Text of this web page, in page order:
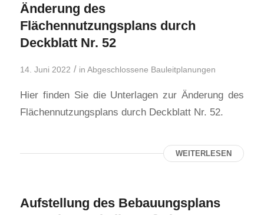
Änderung des
Flächennutzungsplans durch
Deckblatt Nr. 52
14. Juni 2022 / in Abgeschlossene Bauleitplanungen
Hier finden Sie die Unterlagen zur Änderung des
Flächennutzungsplans durch Deckblatt Nr. 52.
WEITERLESEN
Aufstellung des Bebauungsplans